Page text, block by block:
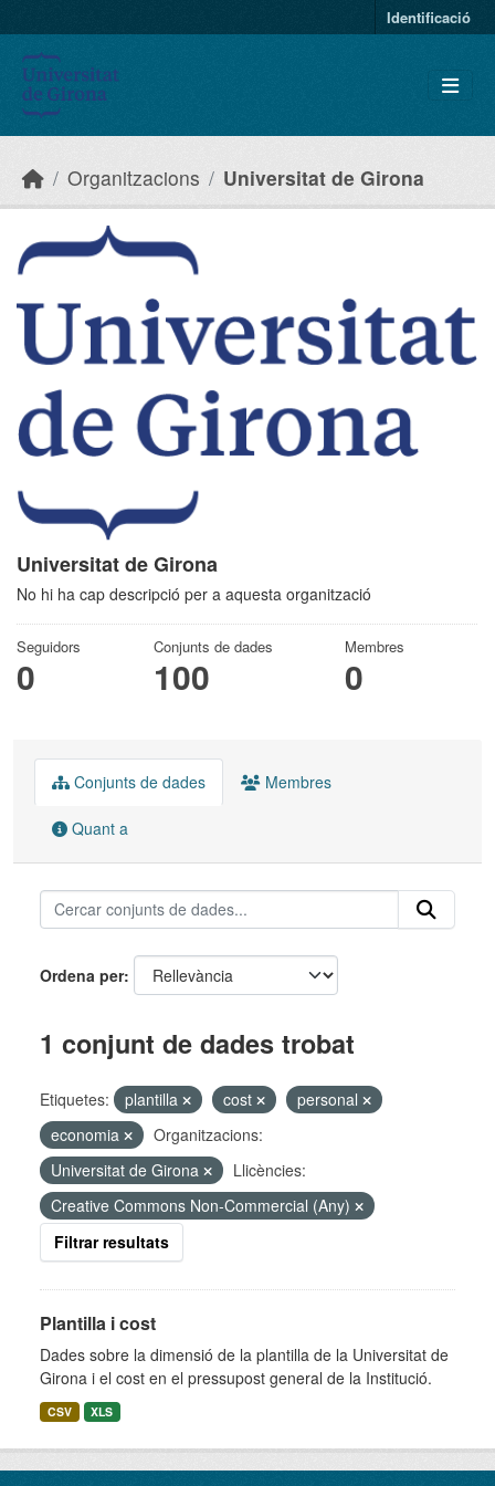
Identificació
Organitzacions Universitat de Girona
Universitat de Girona
No hi ha cap descripció per a aquesta organització
Seguidors
0
Conjunts de dades
100
Membres
0
Conjunts de dades Membres
Quant a
Ordena per
1 conjunt de dades trobat
Etiquetes: plantilla cost
personal
economia
Organitzacions:
Universitat de Girona
Llicències:
Creative Commons Non-Commercial (Any)
Filtrar resultats
Plantilla i cost
Dades sobre la dimensió de la plantilla de la Universitat de
Girona i el cost en el pressupost general de la Institució.
CSV XLS